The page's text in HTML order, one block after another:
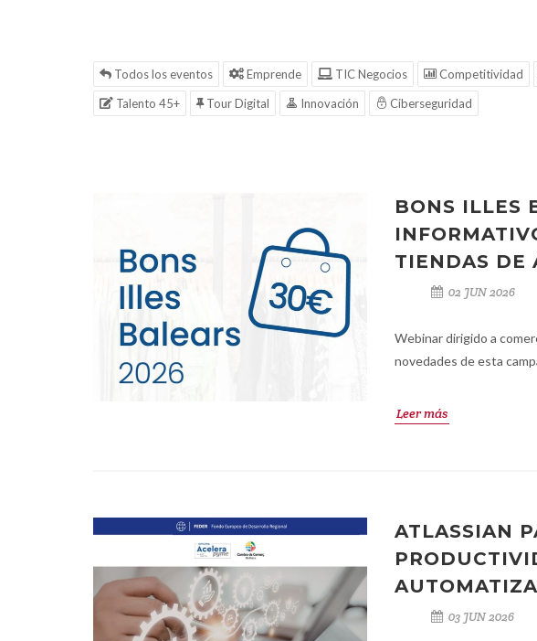
Todos los eventos Emprende TIC Negocios Competitividad
Talento 45+
Tour Digital Innovación Ciberseguridad
BONS ILLES
TIENDAS DE
02 JUN 2026
Webinar dirigido a
novedades de esta
Leer más
ATLASSIAN
03 JUN 2026